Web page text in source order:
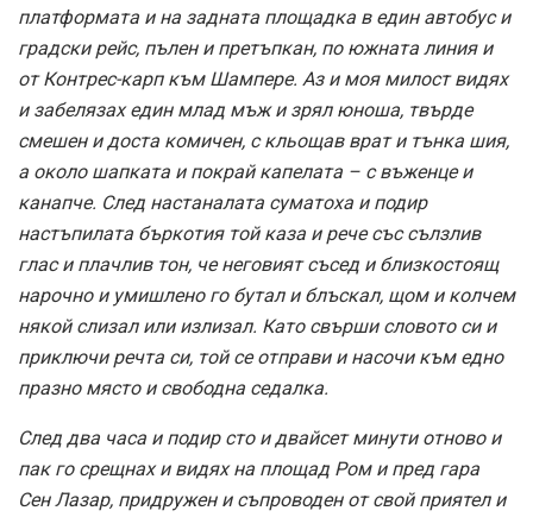
платформата и на задната площадка в един автобус и
градски рейс, пълен и претъпкан, по южната линия и
от Контрес-карп към Шампере. Аз и моя милост видях
и забелязах един млад мъж и зрял юноша, твърде
смешен и доста комичен, с кльощав врат и тънка шия,
а около шапката и покрай капелата – с въженце и
канапче. След настаналата суматоха и подир
настъпилата бъркотия той каза и рече със сълзлив
глас и плачлив тон, че неговият съсед и близкостоящ
нарочно и умишлено го бутал и блъскал, щом и колчем
някой слизал или излизал. Като свърши словото си и
приключи речта си, той се отправи и насочи към едно
празно място и свободна седалка.
След два часа и подир сто и двайсет минути отново и
пак го срещнах и видях на площад Ром и пред гара
Сен Лазар, придружен и съпроводен от свой приятел и